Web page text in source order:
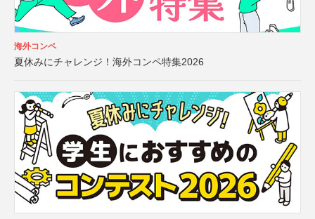
海外コンペ
夏休みにチャレンジ！海外コンペ特集2026